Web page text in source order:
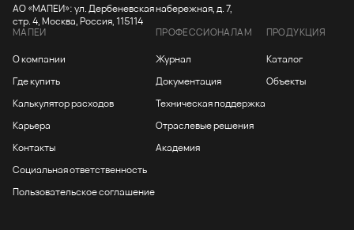
АО «МАПЕИ»: ул. Дербеневская набережная, д. 7,
стр. 4, Москва, Россия, 115114
МАПЕИ
О компании
Где купить
Калькулятор расходов
Карьера
Контакты
Социальная ответственность
Пользовательское соглашение
ПРОФЕССИОНАЛАМ
Журнал
Документация
Техническая поддержка
Отраслевые решения
Академия
ПРОДУКЦИЯ
Каталог
Объекты